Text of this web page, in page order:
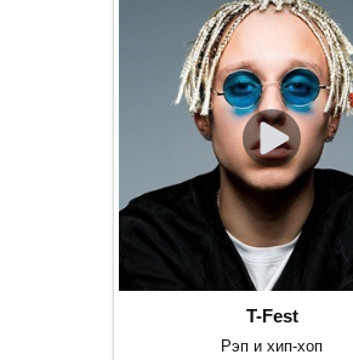
T-Fest
Рэп и хип-хоп